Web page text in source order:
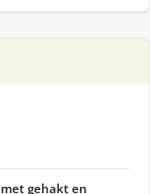
gehakt en